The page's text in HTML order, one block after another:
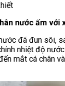
nước ấm với
đã đun sôi,
nhiệt độ
mắt cá chân